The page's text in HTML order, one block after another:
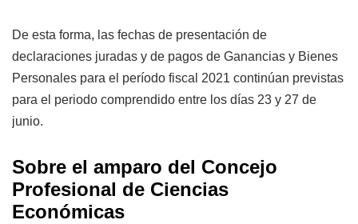
De esta forma, las fechas de presentación de
declaraciones juradas y de pagos de Ganancias y Bienes
Personales para el período fiscal 2021 continúan previstas
para el periodo comprendido entre los días 23 y 27 de
junio.
Sobre el amparo del Concejo
Profesional de Ciencias
Económicas